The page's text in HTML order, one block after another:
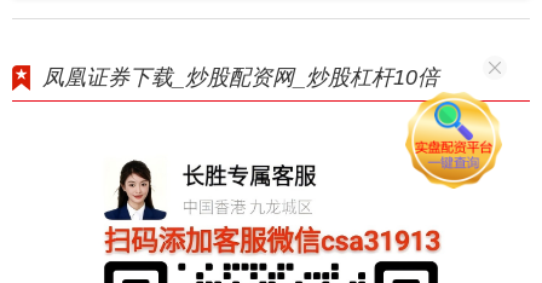
凤凰证券下载_炒股配资网_炒股杠杆10倍